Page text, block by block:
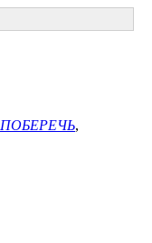
ПОБЕРЕЧЬ,